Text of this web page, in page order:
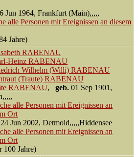
Jun 1964, Frankfurt (Main),,,,,
Jahre)
RABENAU
Heinz RABENAU
Wilhelm (Willi) RABENAU
(Traute) RABENAU
RABENAU, geb. 01 Sep 1901,
24 Jun 2002, Detmold,,,,,Hiddensee
100 Jahre)